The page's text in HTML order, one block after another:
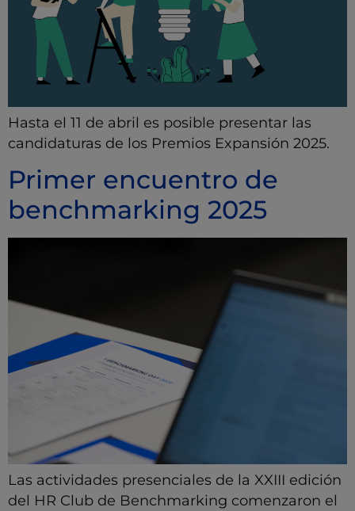
Hasta el 11 de abril es posible presentar las
candidaturas de los Premios Expansión 2025.
Primer encuentro de
benchmarking 2025
Las actividades presenciales de la XXIII edición
del HR Club de Benchmarking comenzaron el